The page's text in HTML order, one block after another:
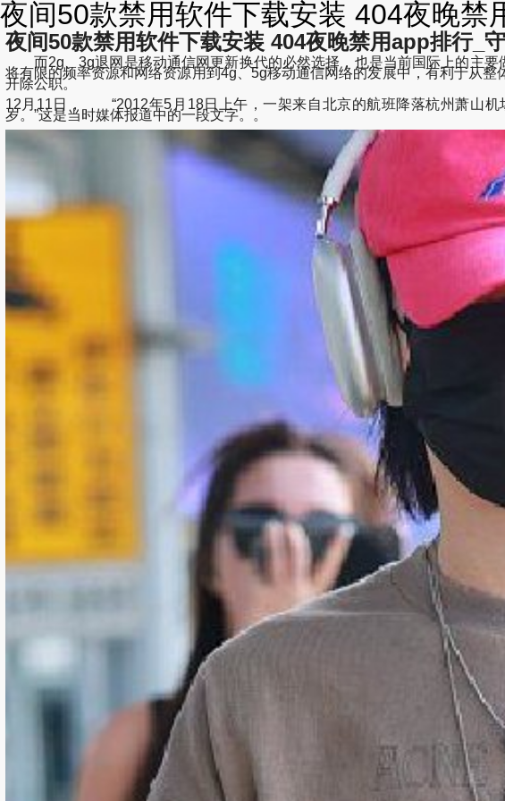
夜间50款禁用软件下载安装 404夜晚禁
夜间50款禁用软件下载安装 404夜晚禁用app排行_
而2g、3g退网是移动通信网更新换代的必然选择，也是当前国际上的主要
将有限的频率资源和网络资源用到4g、5g移动通信网络的发展中，有利于从
开除公职。
12月11日， “2012年5月18日上午，一架来自北京的航班降落杭州萧山机
岁。”这是当时媒体报道中的一段文字。。